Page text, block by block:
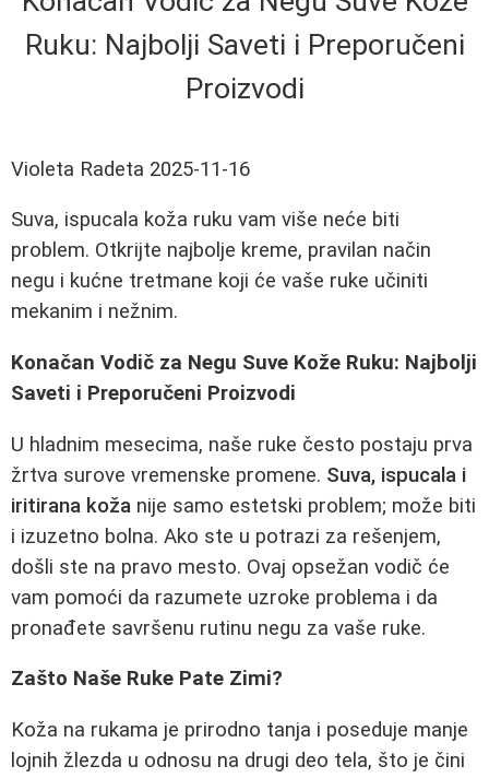
Ruku: Najbolji Saveti i Preporučeni
Proizvodi
Violeta Radeta 2025-11-16
Suva, ispucala koža ruku vam više neće biti
problem. Otkrijte najbolje kreme, pravilan način
negu i kućne tretmane koji će vaše ruke učiniti
mekanim i nežnim.
Konačan Vodič za Negu Suve Kože Ruku: Najbolji
Saveti i Preporučeni Proizvodi
U hladnim mesecima, naše ruke često postaju prva
žrtva surove vremenske promene. Suva, ispucala i
iritirana koža nije samo estetski problem; može biti
i izuzetno bolna. Ako ste u potrazi za rešenjem,
došli ste na pravo mesto. Ovaj opsežan vodič će
vam pomoći da razumete uzroke problema i da
pronađete savršenu rutinu negu za vaše ruke.
Zašto Naše Ruke Pate Zimi?
Koža na rukama je prirodno tanja i poseduje manje
lojnih žlezda u odnosu na drugi deo tela, što je čini